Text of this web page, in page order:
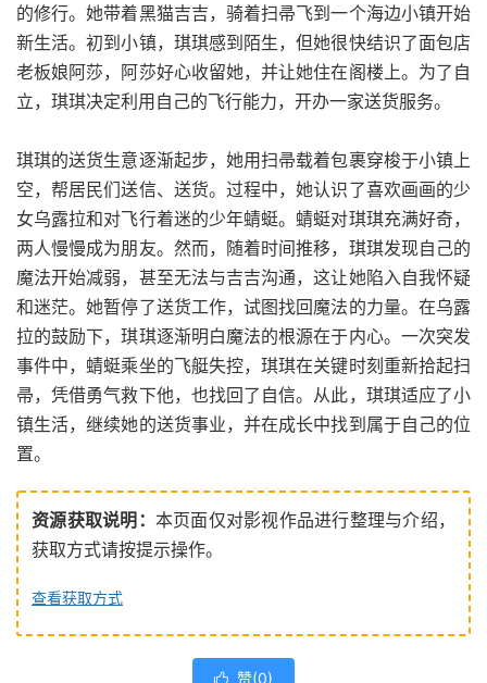
的修行。她带着黑猫吉吉，骑着扫帚飞到一个海边小镇开始
新生活。初到小镇，琪琪感到陌生，但她很快结识了面包店
老板娘阿莎，阿莎好心收留她，并让她住在阁楼上。为了自
立，琪琪决定利用自己的飞行能力，开办一家送货服务。
琪琪的送货生意逐渐起步，她用扫帚载着包裹穿梭于小镇上
空，帮居民们送信、送货。过程中，她认识了喜欢画画的少
女乌露拉和对飞行着迷的少年蜻蜓。蜻蜓对琪琪充满好奇，
两人慢慢成为朋友。然而，随着时间推移，琪琪发现自己的
魔法开始减弱，甚至无法与吉吉沟通，这让她陷入自我怀疑
和迷茫。她暂停了送货工作，试图找回魔法的力量。在乌露
拉的鼓励下，琪琪逐渐明白魔法的根源在于内心。一次突发
事件中，蜻蜓乘坐的飞艇失控，琪琪在关键时刻重新拾起扫
帚，凭借勇气救下他，也找回了自信。从此，琪琪适应了小
镇生活，继续她的送货事业，并在成长中找到属于自己的位
置。
资源获取说明： 本页面仅对影视作品进行整理与介绍，
获取方式请按提示操作。
查看获取方式
 赞(0)